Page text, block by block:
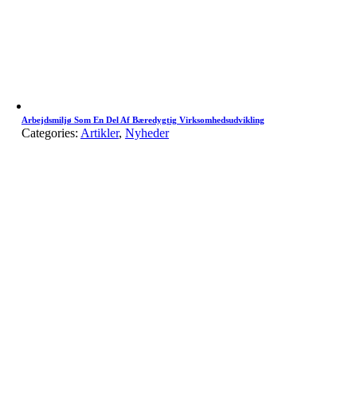
Arbejdsmiljø Som En Del Af Bæredygtig Virksomhedsudvikling
Categories: Artikler, Nyheder